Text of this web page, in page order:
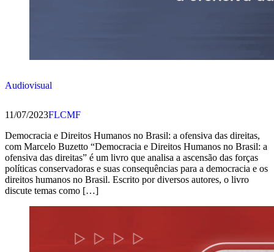
Audiovisual
11/07/2023FLCMF
Democracia e Direitos Humanos no Brasil: a ofensiva das direitas,
com Marcelo Buzetto “Democracia e Direitos Humanos no Brasil: a
ofensiva das direitas” é um livro que analisa a ascensão das forças
políticas conservadoras e suas consequências para a democracia e os
direitos humanos no Brasil. Escrito por diversos autores, o livro
discute temas como […]